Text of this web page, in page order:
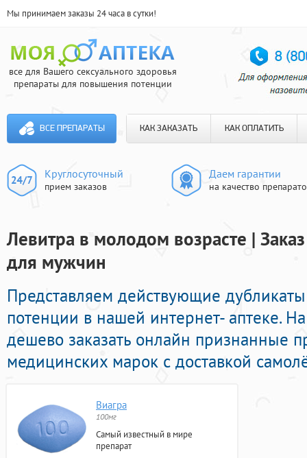
Мы принимаем заказы 24 часа в сутки!
все для Вашего сексуального здоровья
препараты для повышения потенции
ВСЕ ПРЕПАРАТЫ КАК ЗАКАЗАТЬ КАК ОПЛАТИТЬ
Круглосуточный
прием заказов
Даем гарантии
на качество
Левитра в молодом возрасте |
для мужчин
Представляем действующие
потенции в нашей интернет- аптеке.
дешево заказать онлайн признанные
медицинских марок с доставкой
Виагра
100мг
Самый известный в мире
препарат